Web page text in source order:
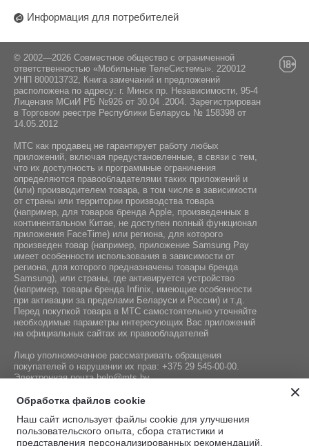
Информация для потребителей
© 2002—2026 Совместное общество с ограниченной
ответственностью «Мобильные ТелеСистемы». 220012
УНП 800013732, Книга замечаний и предложений
расположена по адресу: г. Минск пр. Независимости, 95-4
Лицензия МСиИ РБ №926 от 30.04 .2004. Зарегистрирован
в Торговом реестре Республики Беларусь № 158398 от
14.05.2012
МТС как продавец не гарантирует работу любых
приложений, включая предустановленные, в связи с тем,
что их доступность и программные ограничения
определяются правообладателями таких приложений и
(или) производителем товара, в том числе в зависимости
от страны или территории производства товара
(например, для товаров бренда Apple, произведенных в
континентальном Китае, не доступен полный функционал
приложения FaceTime) или региона, для которого
произведен товар (например, приложение Samsung Pay
имеет особенности использования в зависимости от
региона, для которого предназначены товары бренда
Samsung), или страны, где активируется устройство
(например, товары бренда Infiniх, имеющие особенности
при активации за пределами Беларуси и России) и т.д.
Перед покупкой товара в МТС самостоятельно уточняйте
необходимые параметры интересующих Вас приложений
на официальных сайтах их правообладателей
Лицо уполномоченное рассматривать обращения
покупателей о нарушении их прав: +375 29 545-00-00.
Электронная почтаhelp@mts.by
Номер телефона работников местных исполнительных и
регистрации СООО «Мобильные ТелеСистемы»,
уполномоченных рассматривать обращения покупателей:
+375 17 215-14-65
Обработка файлов cookie
Наш сайт использует файлы cookie для улучшения
пользовательского опыта, сбора статистики и
представления персонализированных рекомендаций.